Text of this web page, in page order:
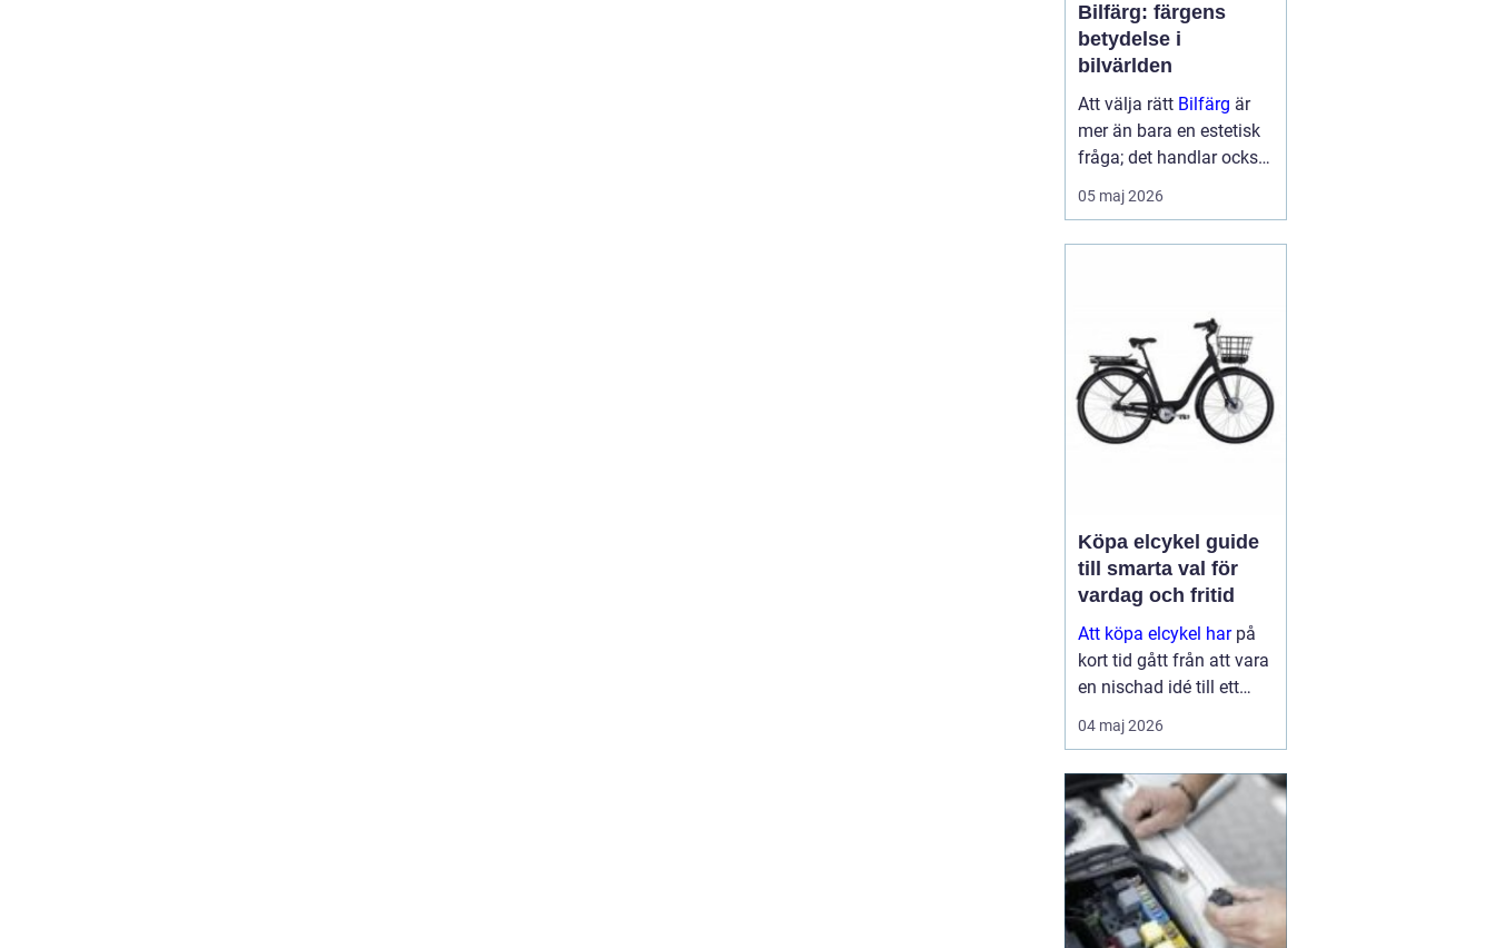
Bilfärg: färgens
betydelse i
bilvärlden
Att välja rätt Bilfärg är
mer än bara en estetisk
fråga; det handlar också
om att förstå hur val av
färg kan påverka bilens
05 maj 2026
Köpa elcykel guide
till smarta val för
vardag och fritid
Att köpa elcykel harpå
kort tid gått från att vara
en nischad idé till ett
självklart alternativ för
pendling och
ersätter elcykeln både bil
och kollektivtrafik
under...
04 maj 2026